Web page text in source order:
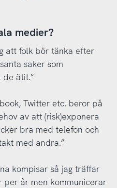
medier?
att folk bör tänka efter
saker som
de ätit.”
Twitter etc. beror på
av att (risk)exponera
bra med telefon och
med andra.”
kompisar så jag träffar
per år men kommunicerar